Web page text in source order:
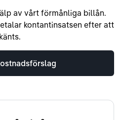
av vårt förmånliga billån.
kontantinsatsen efter att